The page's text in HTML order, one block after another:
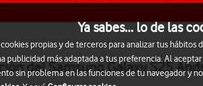
del Samsung Galaxy S25
Ya sabes... lo de las
propias y de terceros para analizar tus hábitos
publicidad más adaptada a tus preferencia. Al
sin problema en las funciones de tu navegador y